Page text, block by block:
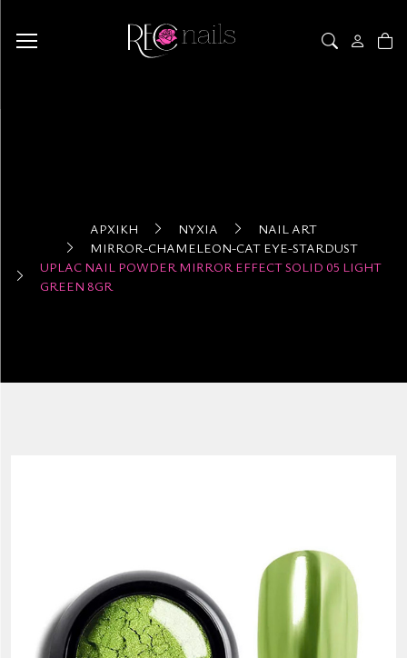
ΑΡΧΙΚΉ ΝΎΧΙΑ
NAIL ART
MIRROR-CHAMELEON-CAT EYE-STARDUST
UPLAC NAIL POWDER MIRROR EFFECT SOLID 05 LIGHT
GREEN 8GR